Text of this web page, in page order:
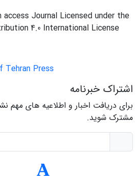
access Journal Licensed under the
4.0 International License
Tehran Press
اشتراک خبرنامه
برای دریافت اخبار و اطلاعیه های مهم
مشترک شوید.